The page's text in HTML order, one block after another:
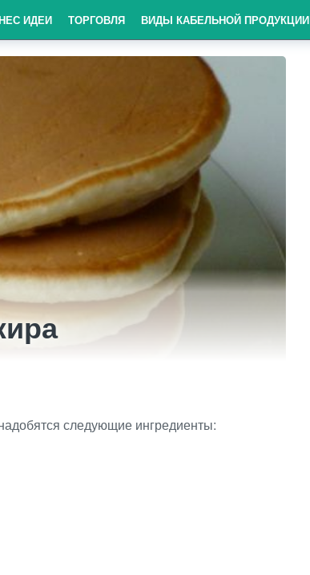
ИДЕИ ТОРГОВЛЯ ВИДЫ КАБЕЛЬНОЙ ПРОДУКЦИИ
следующие ингредиенты: